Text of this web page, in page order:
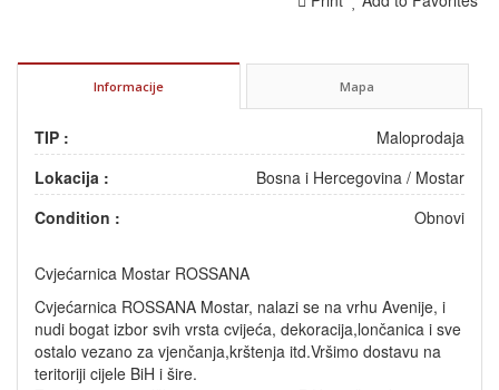
Informacije Mapa
TIP :
Maloprodaja
Lokacija :
Bosna i Hercegovina / Mostar
Condition :
Obnovi
Cvjećarnica Mostar ROSSANA
Cvjećarnica ROSSANA Mostar, nalazi se na vrhu Avenije, i
nudi bogat izbor svih vrsta cvijeća, dekoracija,lončanica i sve
ostalo vezano za vjenčanja,krštenja itd.Vršimo dostavu na
teritoriji cijele BiH i šire.